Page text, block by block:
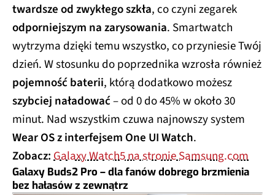
twardsze od zwykłego szkła, co czyni zegarek
odporniejszym na zarysowania. Smartwatch
wytrzyma dzięki temu wszystko, co przyniesie Twój
dzień. W stosunku do poprzednika wzrosła również
pojemność baterii, którą dodatkowo możesz
szybciej naładować– od 0 do 45% w około 30
minut. Nad wszystkim czuwa najnowszy system
Wear OS z interfejsem One UI Watch.
Zobacz:Galaxy Watch5 na stronie Samsung.com
Galaxy Buds2 Pro – dla fanów dobrego brzmienia
bez hałasów z zewnątrz